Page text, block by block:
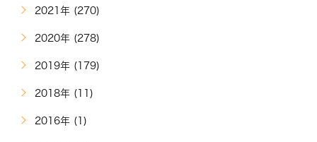
2021年 (270)
2020年 (278)
2019年 (179)
2018年 (11)
2016年 (1)